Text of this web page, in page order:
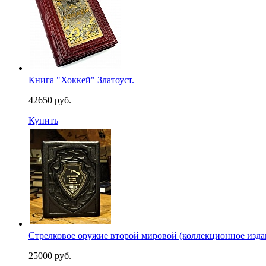
Книга "Хоккей" Златоуст.
42650 руб.
Купить
Стрелковое оружие второй мировой (коллекционное
25000 руб.